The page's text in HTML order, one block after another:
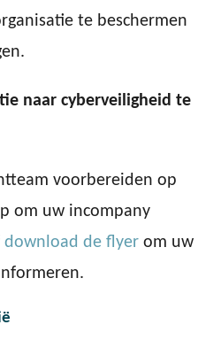
te beschermen
naar cyberveiligheid te
voorbereiden op
om uw incompany
download de flyer om uw